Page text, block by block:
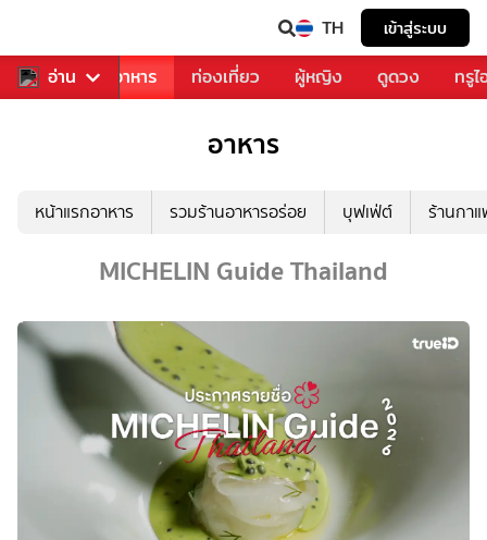
TH เข้าสู่ระบบ
อ่าน
การเพลง อาหาร ท่องเที่ยว ผู้หญิง ดูดวง ทรู
อาหาร
หน้าแรกอาหาร รวมร้านอาหารอร่อย บุฟเฟ่ต์ ร้านกา
MICHELIN Guide Thailand